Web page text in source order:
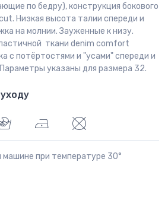
по бедру), конструкция бокового
Низкая высота талии спереди и
на молнии. Зауженные к низу.
ткани denim comfort
с потёртостями и "усами" спереди и
указаны для размера 32.
машине при температуре 30°